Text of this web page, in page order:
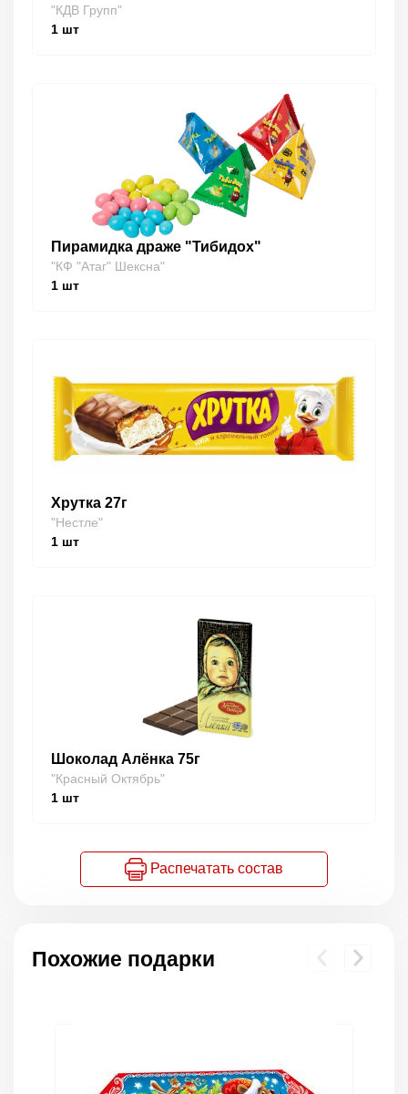
"КДВ Групп"
1 шт
Пирамидка драже "Тибидох"
"КФ "Атаг" Шексна"
1 шт
Хрутка 27г
"Нестле"
1 шт
Шоколад Алёнка 75г
"Красный Октябрь"
1 шт
Распечатать состав
Похожие подарки